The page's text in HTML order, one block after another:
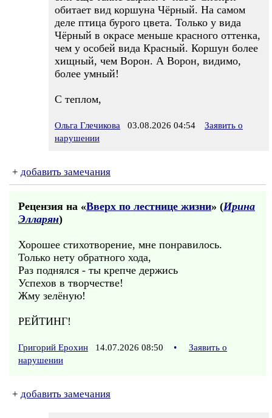
обитает вид коршуна Чёрный. На самом
деле птица бурого цвета. Только у вида
Чёрный в окрасе меньше красного оттенка,
чем у особей вида Красный. Коршун более
хищный, чем Ворон. А Ворон, видимо,
более умный!
С теплом,
Ольга Глечикова 03.08.2026 04:54
Заявить о
нарушении
+ добавить замечания
Рецензия на «Вверх по лестнице жизни» (Ирина
Элларян)
Хорошее стихотворение, мне понравилось.
Только нету обратного хода,
Раз поднялся - ты крепче держись
Успехов в творчестве!
Жму зелёную!
РЕЙТИНГ!
Григорий Ерохин 14.07.2026 08:50 •
Заявить о
нарушении
+ добавить замечания